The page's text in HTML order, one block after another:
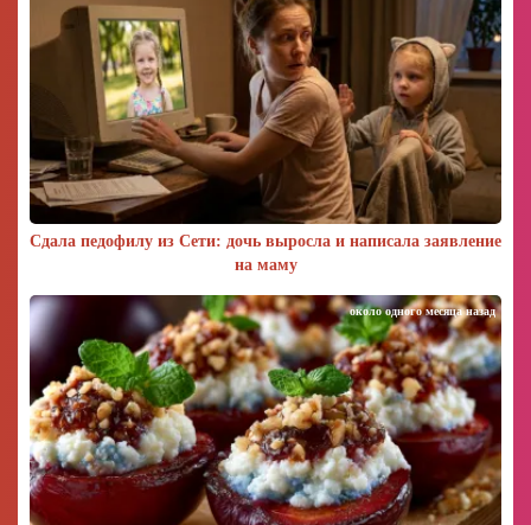
Сдала педофилу из Сети: дочь выросла и написала заявление
на маму
около одного месяца назад